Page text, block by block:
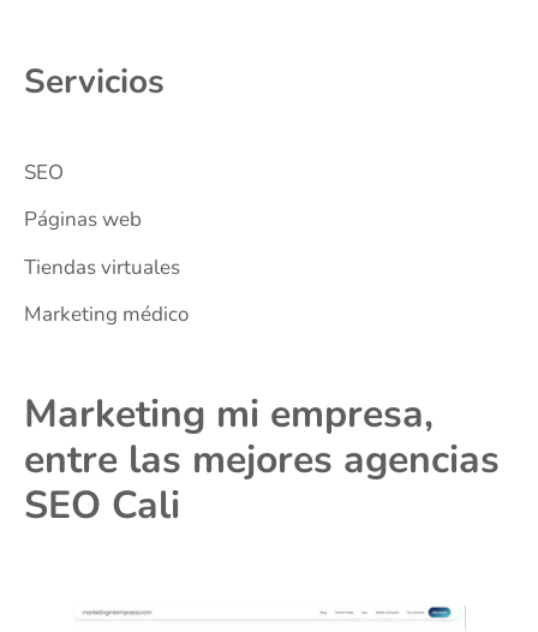
Servicios
SEO
Páginas web
Tiendas virtuales
Marketing médico
Marketing mi empresa,
entre las mejores agencias
SEO Cali